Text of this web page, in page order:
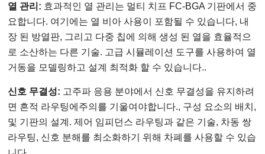
열 관리: 효과적인 열 관리는 멀티 치프 FC-BGA 기판에서 중
요합니다. 여기에는 열 비아 사용이 포함될 수 있습니다, 내
장 된 방열판, 그리고 다중 칩에 의해 생성 된 열을 효율적으
로 소산하는 다른 기술. 고급 시뮬레이션 도구를 사용하여 열
거동을 모델링하고 설계 최적화 할 수 있습니다..
신호 무결성: 고주파 응용 분야에서 신호 무결성을 유지하려
면 흔적 라우팅에주의를 기울여야합니다., 구성 요소의 배치,
및 기판의 설계. 제어 임피던스 라우팅과 같은 기술, 차동 쌍
라우팅, 신호 분해를 최소화하기 위해 차폐를 사용할 수 있습